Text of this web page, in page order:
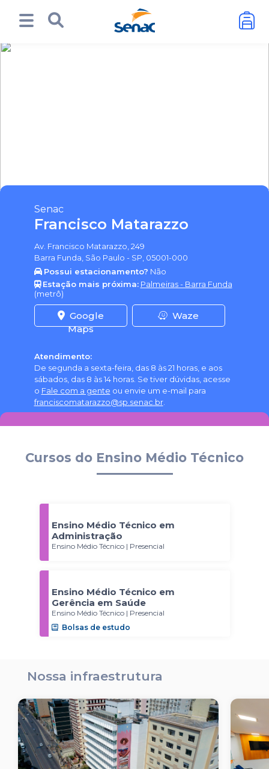
Senac
Francisco Matarazzo
Av. Francisco Matarazzo, 249
Barra Funda, São Paulo - SP, 05001-000
Possui estacionamento? Não
Estação mais próxima: Palmeiras - Barra Funda
(metrô)
Google
Maps
Waze
Atendimento:
De segunda a sexta-feira, das 8 às 21 horas, e aos
sábados, das 8 às 14 horas. Se tiver dúvidas, acesse
o Fale com a gente ou envie um e-mail para
franciscomatarazzo@sp.senac.br.
Cursos do Ensino Médio Técnico
Ensino Médio Técnico em
Administração
Ensino Médio Técnico | Presencial
Ensino Médio Técnico em
Gerência em Saúde
Ensino Médio Técnico | Presencial
Bolsas de estudo
Nossa infraestrutura